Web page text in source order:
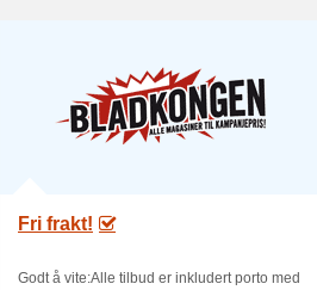
Fri frakt!
Godt å vite:Alle tilbud er inkludert porto med